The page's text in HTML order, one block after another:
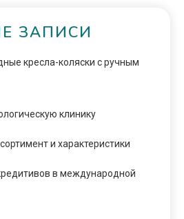
ЗАПИСИ
кресла-коляски с ручным
клинику
и характеристики
в международной